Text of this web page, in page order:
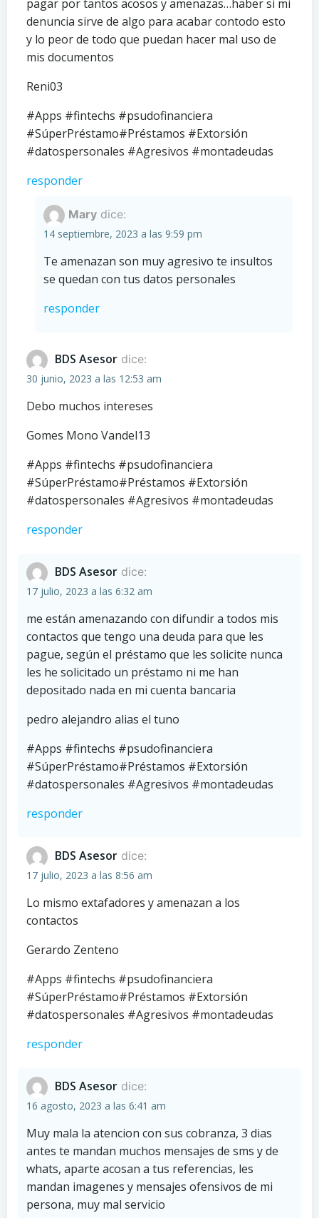
pagar por tantos acosos y amenazas…haber si mi
denuncia sirve de algo para acabar contodo esto
y lo peor de todo que puedan hacer mal uso de
mis documentos
Reni03
#Apps #fintechs #psudofinanciera
#SúperPréstamo#Préstamos #Extorsión
#datospersonales #Agresivos #montadeudas
responder
Mary dice:
14 septiembre, 2023 a las 9:59 pm
Te amenazan son muy agresivo te insultos
se quedan con tus datos personales
responder
BDS Asesor dice:
30 junio, 2023 a las 12:53 am
Debo muchos intereses
Gomes Mono Vandel13
#Apps #fintechs #psudofinanciera
#SúperPréstamo#Préstamos #Extorsión
#datospersonales #Agresivos #montadeudas
responder
BDS Asesor dice:
17 julio, 2023 a las 6:32 am
me están amenazando con difundir a todos mis
contactos que tengo una deuda para que les
pague, según el préstamo que les solicite nunca
les he solicitado un préstamo ni me han
depositado nada en mi cuenta bancaria
pedro alejandro alias el tuno
#Apps #fintechs #psudofinanciera
#SúperPréstamo#Préstamos #Extorsión
#datospersonales #Agresivos #montadeudas
responder
BDS Asesor dice:
17 julio, 2023 a las 8:56 am
Lo mismo extafadores y amenazan a los
contactos
Gerardo Zenteno
#Apps #fintechs #psudofinanciera
#SúperPréstamo#Préstamos #Extorsión
#datospersonales #Agresivos #montadeudas
responder
BDS Asesor dice:
16 agosto, 2023 a las 6:41 am
Muy mala la atencion con sus cobranza, 3 dias
antes te mandan muchos mensajes de sms y de
whats, aparte acosan a tus referencias, les
mandan imagenes y mensajes ofensivos de mi
persona, muy mal servicio